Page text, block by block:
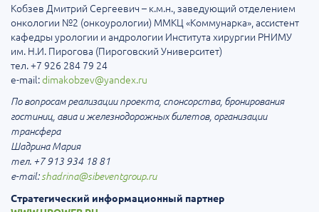
Кобзев Дмитрий Сергеевич – к.м.н., заведующий отделением
онкологии №2 (онкоурологии) ММКЦ «Коммунарка», ассистент
кафедры урологии и андрологии Института хирургии РНИМУ
им. Н.И. Пирогова (Пироговский Университет)
тел. +7 926 284 79 24
e-mail:dimakobzev@yandex.ru
По вопросам реализации проекта, спонсорства, бронирования
гостиниц, авиа и железнодорожных билетов, организации
трансфера
Шадрина Мария
тел. +7 913 934 18 81
e-mail: shadrina@sibeventgroup.ru
Стратегический информационный партнер